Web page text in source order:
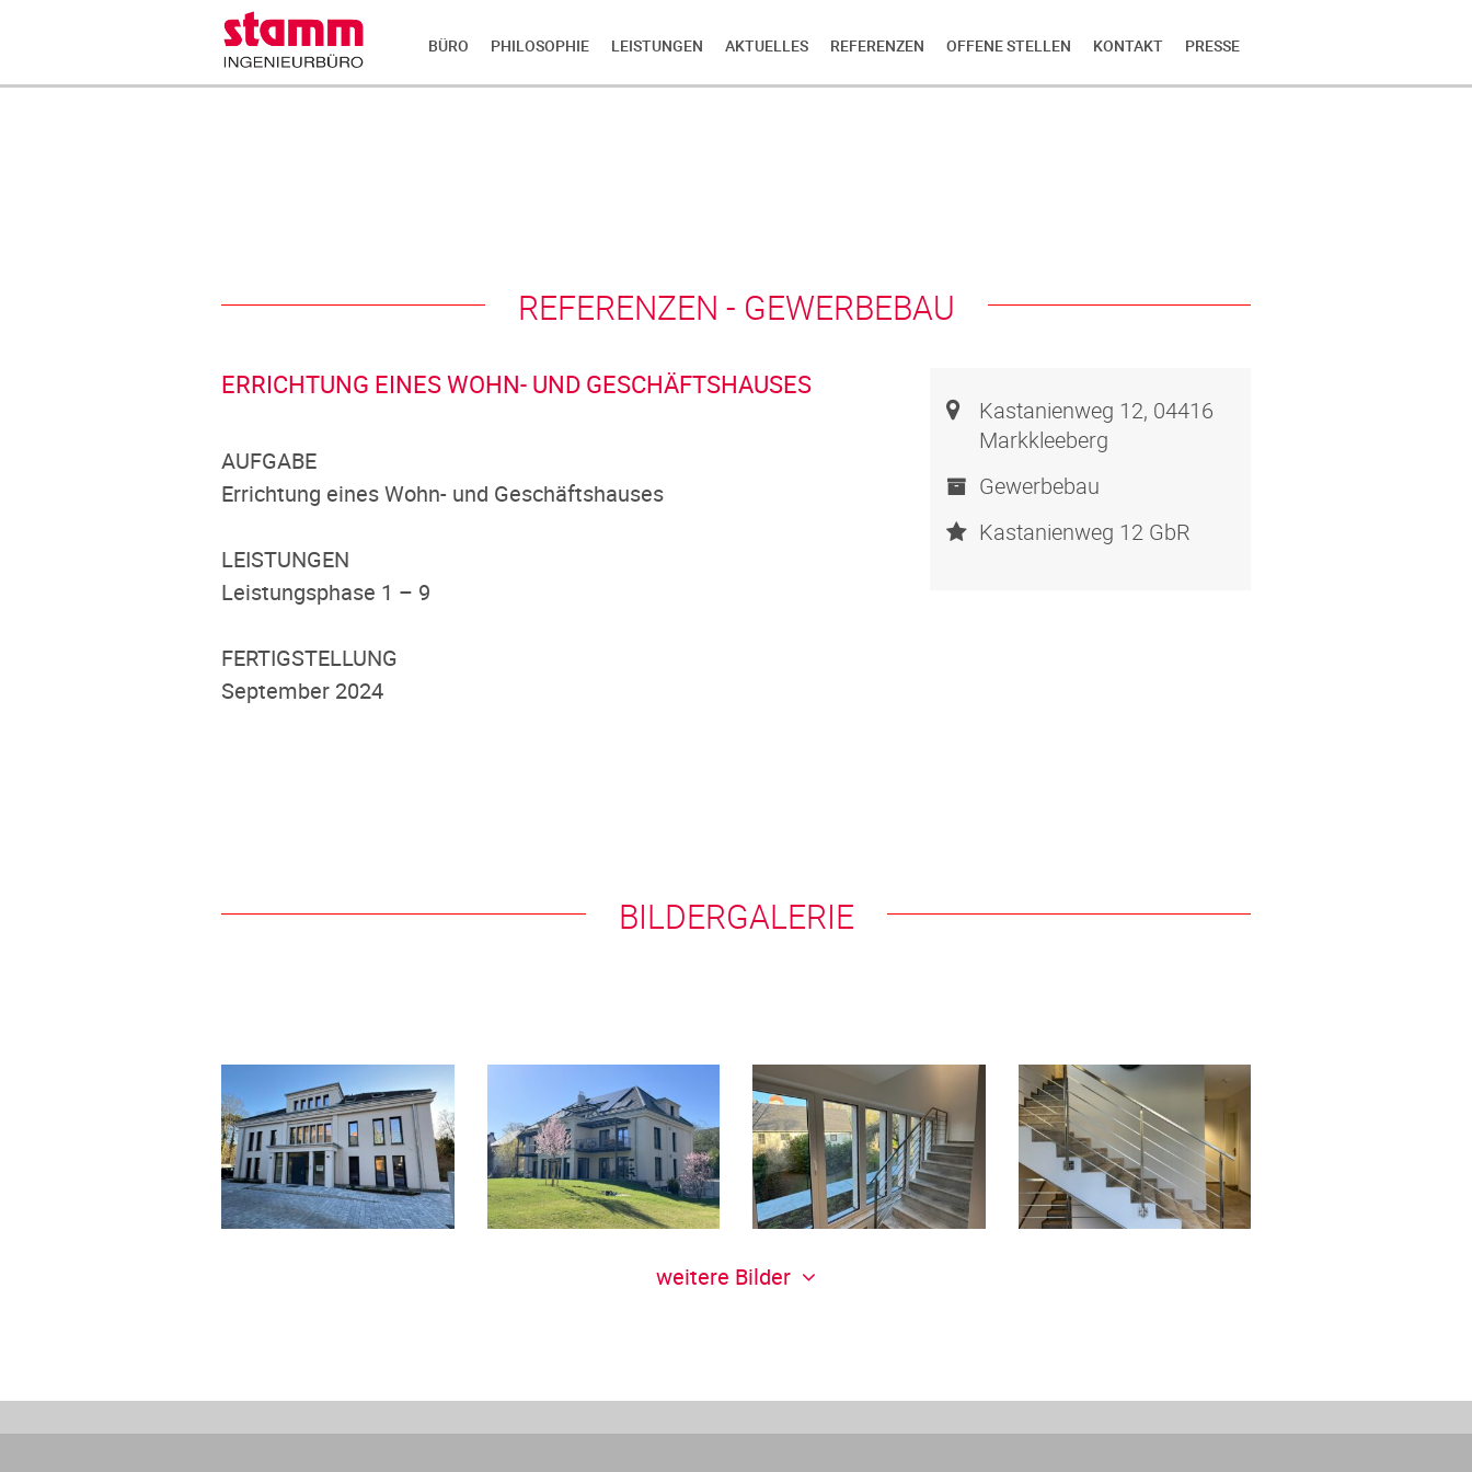
BÜRO PHILOSOPHIE LEISTUNGEN AKTUELLES REFERENZEN OFFENE STELLEN KONTAKT PRESSE
REFERENZEN - GEWERBEBAU
ERRICHTUNG EINES WOHN- UND GESCHÄFTSHAUSES
AUFGABE
Errichtung eines Wohn- und Geschäftshauses
LEISTUNGEN
Leistungsphase 1 – 9
FERTIGSTELLUNG
September 2024
Kastanienweg 12, 04416
Markkleeberg
Gewerbebau
Kastanienweg 12 GbR
BILDERGALERIE
weitere Bilder